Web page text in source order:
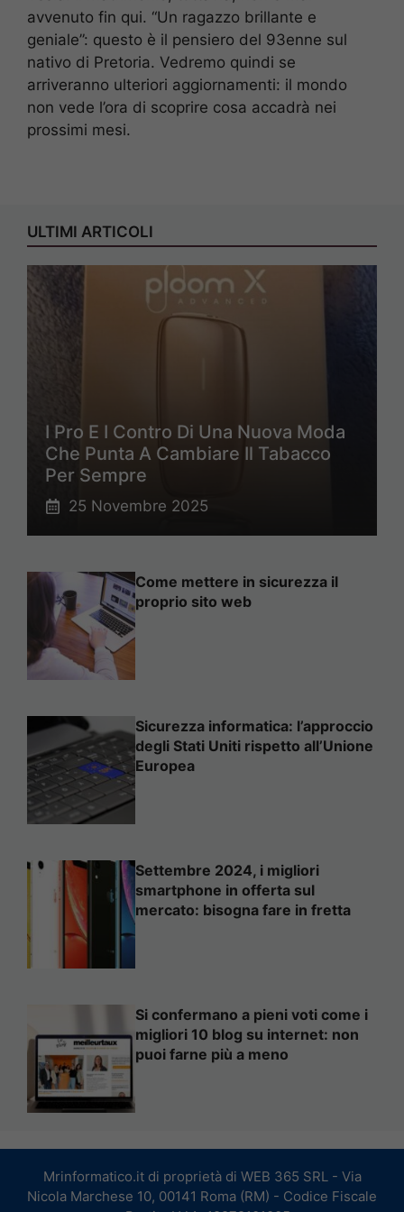
avvenuto fin qui. “Un ragazzo brillante e
geniale”: questo è il pensiero del 93enne sul
nativo di Pretoria. Vedremo quindi se
arriveranno ulteriori aggiornamenti: il mondo
non vede l’ora di scoprire cosa accadrà nei
prossimi mesi.
ULTIMI ARTICOLI
I Pro E I Contro Di Una Nuova Moda
Che Punta A Cambiare Il Tabacco
Per Sempre
25 Novembre 2025
Come mettere in sicurezza il
proprio sito web
Sicurezza informatica: l’approccio
degli Stati Uniti rispetto all’Unione
Europea
Settembre 2024, i migliori
smartphone in offerta sul
mercato: bisogna fare in fretta
Si confermano a pieni voti come i
migliori 10 blog su internet: non
puoi farne più a meno
Mrinformatico.it di proprietà di WEB 365 SRL - Via
Nicola Marchese 10, 00141 Roma (RM) - Codice Fiscale